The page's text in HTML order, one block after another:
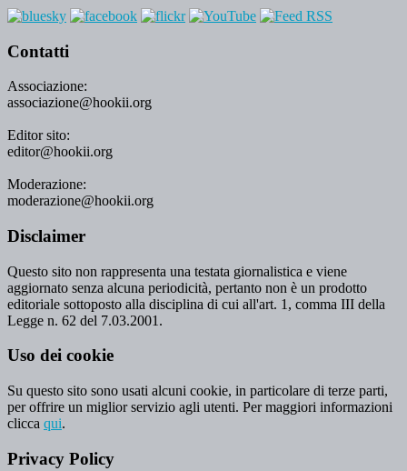
Contatti
Associazione:
associazione@hookii.org
Editor sito:
editor@hookii.org
Moderazione:
moderazione@hookii.org
Disclaimer
Questo sito non rappresenta una testata giornalistica e viene
aggiornato senza alcuna periodicità, pertanto non è un prodotto
editoriale sottoposto alla disciplina di cui all'art. 1, comma III della
Legge n. 62 del 7.03.2001.
Uso dei cookie
Su questo sito sono usati alcuni cookie, in particolare di terze parti,
per offrire un miglior servizio agli utenti. Per maggiori informazioni
clicca qui.
Privacy Policy